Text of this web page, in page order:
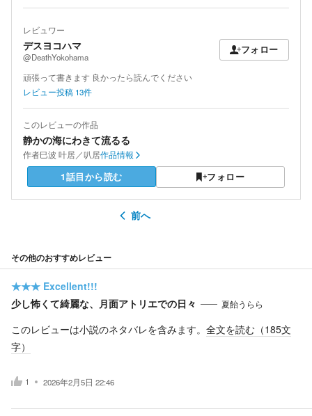
レビュワー
デスヨコハマ
@DeathYokohama
フォロー
頑張って書きます 良かったら読んでください
レビュー投稿 13件
このレビューの作品
静かの海にわきて流るる
作者巳波 叶居／叭居作品情報
1話目から読む フォロー
前へ
その他のおすすめレビュー
★★★ Excellent!!!
少し怖くて綺麗な、月面アトリエでの日々
夏飴うらら
このレビューは小説のネタバレを含みます。 全文を読む（185文
字）
1 2026年2月5日 22:46